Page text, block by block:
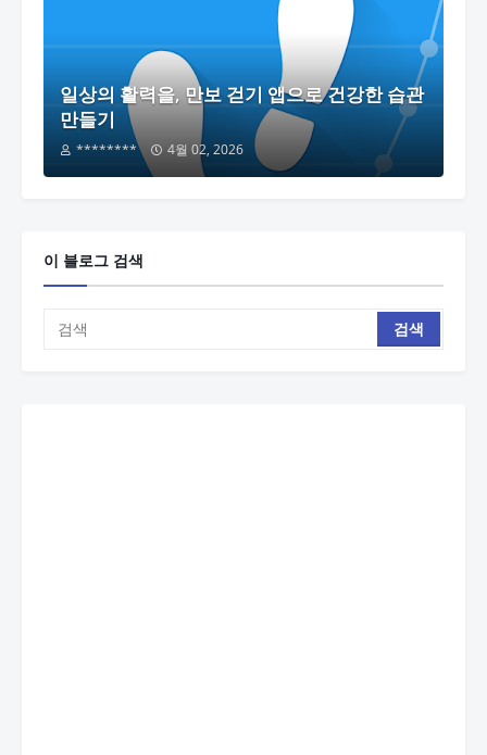
일상의 활력을, 만보 걷기 앱으로 건강한 습관
만들기
******** 4월 02, 2026
이 블로그 검색